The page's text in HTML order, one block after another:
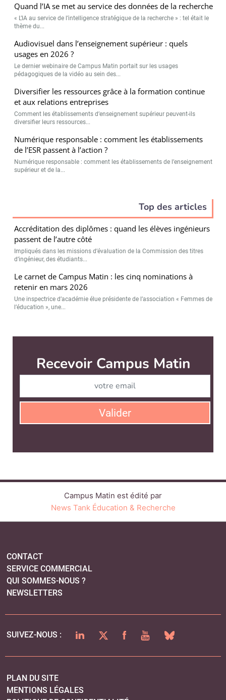
Quand l’IA se met au service des données de la recherche
« L’IA au service de l’intelligence stratégique de la recherche » : tel était le
thème du...
Audiovisuel dans l’enseignement supérieur : quels
usages en 2026 ?
Le dernier webinaire de Campus Matin portait sur les usages
pédagogiques de la vidéo au sein des...
Diversifier les ressources grâce à la formation continue
et aux relations entreprises
Comment les établissements d’enseignement supérieur peuvent-ils
diversifier leurs ressources...
Numérique responsable : comment les établissements
de l’ESR passent à l’action ?
Numérique responsable : comment les établissements de l’enseignement
supérieur et de la...
Top des articles
Accréditation des diplômes : quand les élèves ingénieurs
passent de l’autre côté
Impliqués dans les missions d’évaluation de la Commission des titres
d’ingénieur, des étudiants...
Le carnet de Campus Matin : les cinq nominations à
retenir en mars 2026
Une inspectrice d’académie élue présidente de l’association « Femmes de
l’éducation », une...
Campus Matin est édité par
QUI SOMMES-NOUS ?
SUIVEZ-NOUS : LINKEDINTWITTERFACEBOOK
YOUTUBEBLUESKY
MENTIONS LÉGALES
POLITIQUE DE CONFIDENTIALITÉ
COOKIES